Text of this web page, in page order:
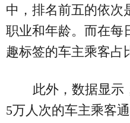
中，排名前五的依次
职业和年龄。而在每
趣标签的车主乘客占
此外，数据显示
5万人次的车主乘客